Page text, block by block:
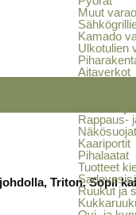
Muut
Kamado
Ulkotulien
Aitaverkot
Rappaus-
Näkösuojat
Kaariportit
Pihalaatat
Tuotteet
Ruukut ja
Triton. Sopii